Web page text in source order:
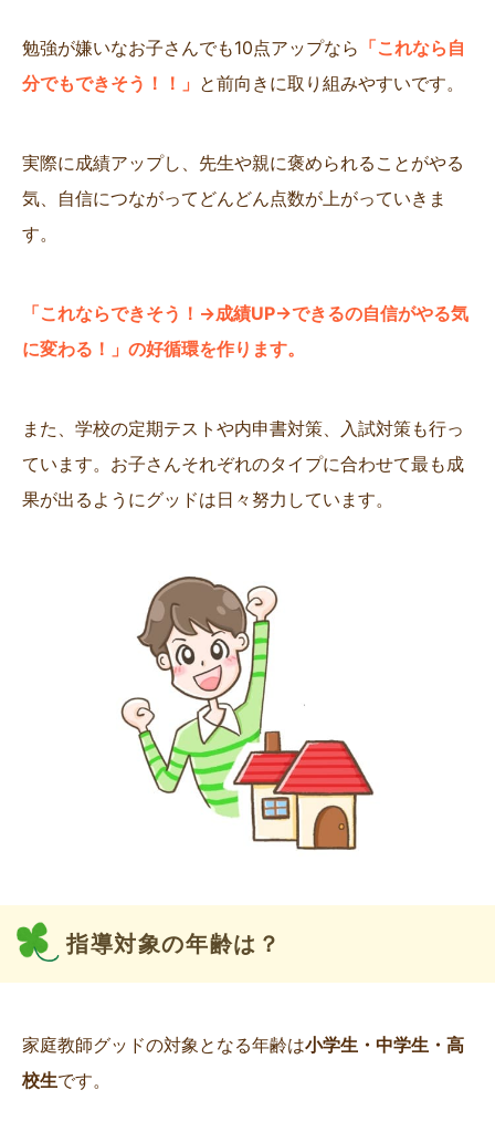
勉強が嫌いなお子さんでも10点アップなら 「これなら自
分でもできそう！！」 と前向きに取り組みやすいです。
実際に成績アップし、先生や親に褒められることがやる
気、自信につながってどんどん点数が上がっていきま
す。
「これならできそう！→成績UP→できるの自信がやる気
に変わる！」の好循環を作ります。
また、学校の定期テストや内申書対策、入試対策も行っ
ています。お子さんそれぞれのタイプに合わせて最も成
果が出るようにグッドは日々努力しています。
指導対象の年齢は？
家庭教師グッドの対象となる年齢は小学生・中学生・高
校生です。